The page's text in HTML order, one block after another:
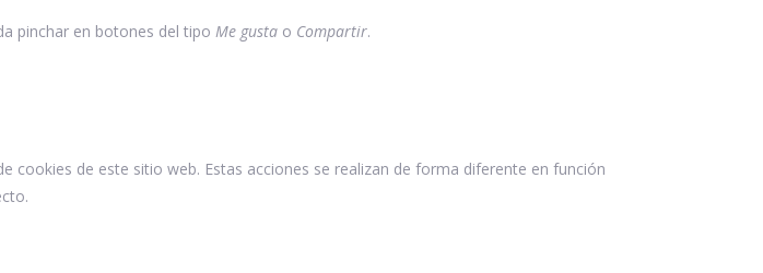
pinchar en botones del tipo Me gusta o Compartir.
cookies de este sitio web. Estas acciones se realizan de forma diferente en función